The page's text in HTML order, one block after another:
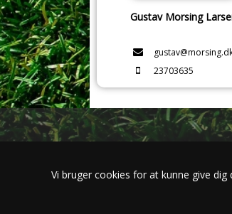
Gustav Morsing
23703635
Vi bruger cookies for at kunne give